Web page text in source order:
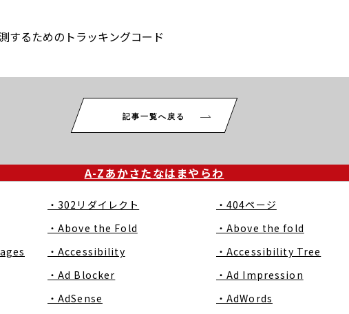
するためのトラッキングコード
記事一覧へ戻る
A-Zあかさたなは まや らわ
・302リダイレクト ・404ページ
・Above the Fold
・Above the fold
・Accessibility ・Accessibility Tree
・Ad Blocker
・Ad Impression
・AdSense
・AdWords